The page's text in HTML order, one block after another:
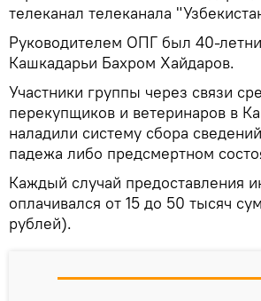
телеканал телеканала
Руководителем ОПГ был 40-
Кашкадарьи Бахром Хайдаров.
Участники группы через связи
перекупщиков и ветеринаров в
наладили систему сбора
падежа либо предсмертном
Каждый случай предоставления
оплачивался от 15 до 50 тысяч
рублей).